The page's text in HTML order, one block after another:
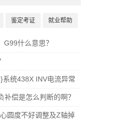
鉴定考证 就业帮助
什么意思？
系统438X INV电流异常
补偿是怎么判断的啊？
圆度不好调整及Z轴掉